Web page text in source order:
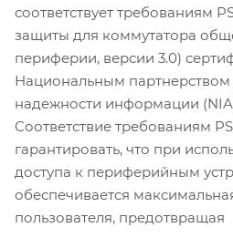
соответствует требованиям
защиты для коммутатора
периферии, версии 3.0)
Национальным
надежности информации
Соответствие требованиям
гарантировать, что при
доступа к периферийным
обеспечивается
пользователя, предотвращая